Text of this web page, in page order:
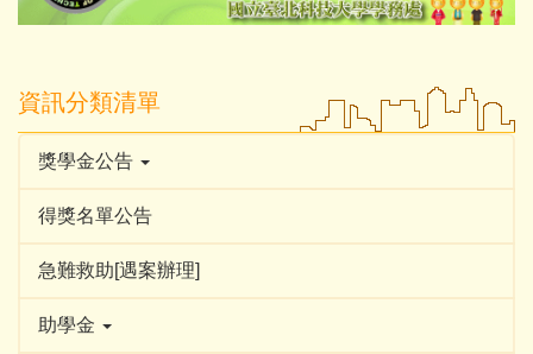
資訊分類清單
獎學金公告
得獎名單公告
急難救助[遇案辦理]
助學金